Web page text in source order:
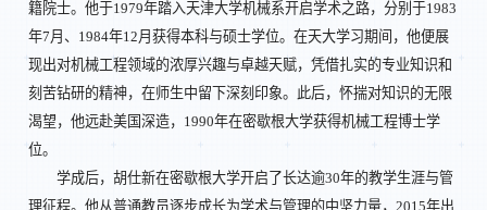
籍院士。他于1979年踏入天津大学机械系开启学术之路，分别于1983
年7月、1984年12月获得本科与硕士学位。在天大学习期间，他便展
现出对机械工程领域的浓厚兴趣与卓越天赋，凭借扎实的专业知识和
刻苦钻研的精神，在师生中留下深刻印象。此后，怀揣对知识的无限
渴望，他远赴美国深造，1990年在密歇根大学获得机械工程博士学
位。
学成后，胡仕新在密歇根大学开启了长达逾30年的教学生涯与管
理征程。他从普通教员逐步成长为学术与管理的中坚力量，2015年出